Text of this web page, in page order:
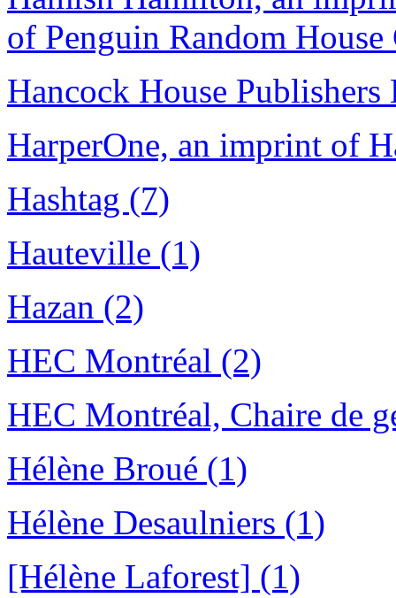
of Penguin Random
Hancock House
HarperOne, an imprint of
Hashtag (7)
Hauteville (1)
Hazan (2)
HEC Montréal (2)
HEC Montréal, Chaire de
Hélène Broué (1)
Hélène Desaulniers (1)
[Hélène Laforest] (1)